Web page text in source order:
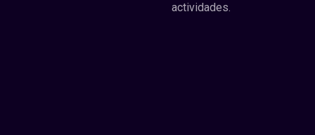
actividades.